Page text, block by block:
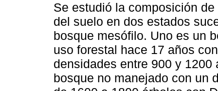
Se estudió la composición
del suelo en dos estados
bosque mesófilo. Uno es un
uso forestal hace 17 años
densidades entre 900 y
bosque no manejado con un